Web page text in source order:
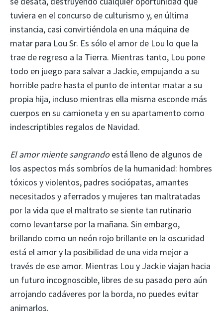
tuviera en el concurso de culturismo y, en última
instancia, casi convirtiéndola en una máquina de
matar para Lou Sr. Es sólo el amor de Lou lo que la
trae de regreso a la Tierra. Mientras tanto, Lou pone
todo en juego para salvar a Jackie, empujando a su
horrible padre hasta el punto de intentar matar a su
propia hija, incluso mientras ella misma esconde más
cuerpos en su camioneta y en su apartamento como
indescriptibles regalos de Navidad.
El amor miente sangrandoestá lleno de algunos de
los aspectos más sombríos de la humanidad: hombres
tóxicos y violentos, padres sociópatas, amantes
necesitados y aferrados y mujeres tan maltratadas
por la vida que el maltrato se siente tan rutinario
como levantarse por la mañana. Sin embargo,
brillando como un neón rojo brillante en la oscuridad
está el amor y la posibilidad de una vida mejor a
través de ese amor. Mientras Lou y Jackie viajan hacia
un futuro incognoscible, libres de su pasado pero aún
arrojando cadáveres por la borda, no puedes evitar
animarlos.